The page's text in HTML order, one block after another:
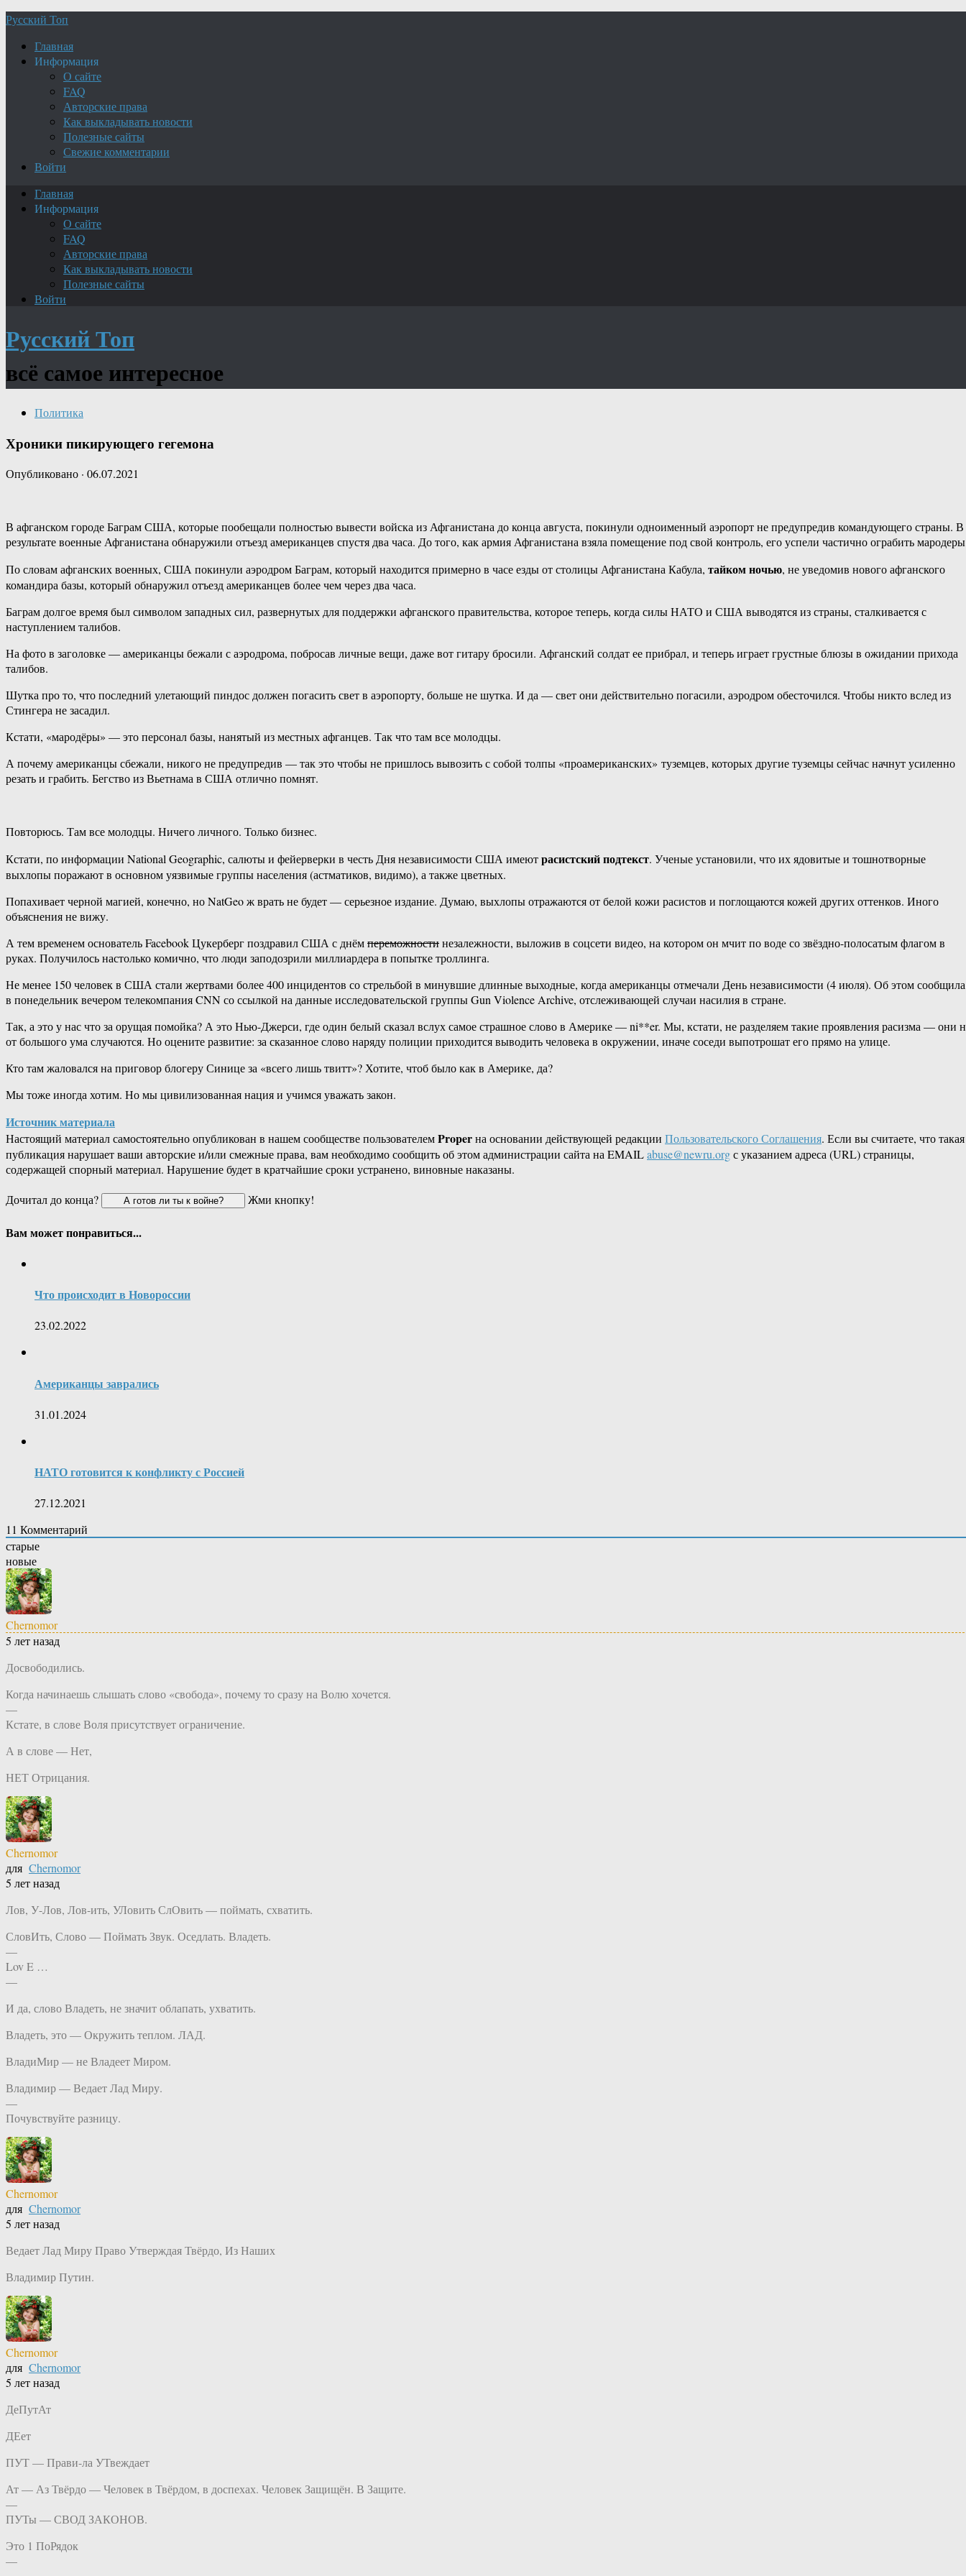
Русский Топ
Главная
Информация
О сайте
FAQ
Авторские права
Как выкладывать новости
Полезные сайты
Свежие комментарии
Войти
Главная
Информация
О сайте
FAQ
Авторские права
Как выкладывать новости
Полезные сайты
Войти
Русский Топ
всё самое интересное
Политика
Хроники пикирующего гегемона
Опубликовано · 06.07.2021
В афганском городе Баграм США, которые пообещали полностью вывести войска из Афганистана до конца августа, покинули одноименный аэропорт не предупредив командующего страны. В
результате военные Афганистана обнаружили отъезд американцев спустя два часа. До того, как армия Афганистана взяла помещение под свой контроль, его успели частично ограбить
По словам афганских военных, США покинули аэродром Баграм, который находится примерно в часе езды от столицы Афганистана Кабула, тайком ночью, не уведомив нового афганского
командира базы, который обнаружил отъезд американцев более чем через два часа.
Баграм долгое время был символом западных сил, развернутых для поддержки афганского правительства, которое теперь, когда силы НАТО и США выводятся из страны, сталкивается с
наступлением талибов.
На фото в заголовке — американцы бежали с аэродрома, побросав личные вещи, даже вот гитару бросили. Афганский солдат ее прибрал, и теперь играет грустные блюзы в ожидании прихода
талибов.
Шутка про то, что последний улетающий пиндос должен погасить свет в аэропорту, больше не шутка. И да — свет они действительно погасили, аэродром обесточился. Чтобы никто вслед из
Стингера не засадил.
Кстати, «мародёры» — это персонал базы, нанятый из местных афганцев. Так что там все молодцы.
А почему американцы сбежали, никого не предупредив — так это чтобы не пришлось вывозить с собой толпы «проамериканских» туземцев, которых другие туземцы сейчас начнут усиленно
резать и грабить. Бегство из Вьетнама в США отлично помнят.
Повторюсь. Там все молодцы. Ничего личного. Только бизнес.
Кстати, по информации National Geographic, салюты и фейерверки в честь Дня независимости США имеютрасистский подтекст. Ученые установили, что их ядовитые и тошнотворные
выхлопы поражают в основном уязвимые группы населения (астматиков, видимо), а также цветных.
Попахивает черной магией, конечно, но NatGeo ж врать не будет — серьезное издание. Думаю, выхлопы отражаются от белой кожи расистов и поглощаются кожей других оттенков. Иного
объяснения не вижу.
А тем временем основатель Facebook Цукерберг поздравил США с днёмпереможностинезалежности, выложив в соцсети видео, на котором он мчит по воде со звёздно-полосатым флагом в
руках. Получилось настолько комично, что люди заподозрили миллиардера в попытке троллинга.
Не менее 150 человек в США стали жертвами более 400 инцидентов со стрельбой в минувшие длинные выходные, когда американцы отмечали День независимости (4 июля). Об этом сообщила
в понедельник вечером телекомпания CNN со ссылкой на данные исследовательской группы Gun Violence Archive, отслеживающей случаи насилия в стране.
Так, а это у нас что за орущая помойка? А это Нью-Джерси, где один белый сказал вслух самое страшное слово в Америке — ni**er. Мы, кстати, не разделяем такие проявления расизма — они
от большого ума случаются. Но оцените развитие: за сказанное слово наряду полиции приходится выводить человека в окружении, иначе соседи выпотрошат его прямо на улице.
Кто там жаловался на приговор блогеру Синице за «всего лишь твитт»? Хотите, чтоб было как в Америке, да?
Мы тоже иногда хотим. Но мы цивилизованная нация и учимся уважать закон.
Источник материала
Настоящий материал самостоятельно опубликован в нашем сообществе пользователемProperна основании действующей редакции Пользовательского Соглашения. Если вы считаете, что такая
публикация нарушает ваши авторские и/или смежные права, вам необходимо сообщить об этом администрации сайта на EMAILabuse@newru.orgс указанием адреса (URL) страницы,
содержащей спорный материал. Нарушение будет в кратчайшие сроки устранено, виновные наказаны.
Дочитал до конца?
Жми кнопку!
Вам может понравиться...
Что происходит в Новороссии
23.02.2022
Американцы заврались
31.01.2024
НАТО готовится к конфликту с Россией
27.12.2021
11 Комментарий
старые
новые
Chernomor
5 лет назад
Досвободились.
Когда начинаешь слышать слово «свобода», почему то сразу на Волю хочется.
—
Кстате, в слове Воля присутствует ограничение.
А в слове — Нет,
НЕТ Отрицания.
Chernomor
для Chernomor
5 лет назад
Лов, У-Лов, Лов-ить, УЛовить СлОвить — поймать, схватить.
СловИть, Слово — Поймать Звук. Оседлать. Владеть.
—
Lov E …
—
И да, слово Владеть, не значит облапать, ухватить.
Владеть, это — Окружить теплом. ЛАД.
ВладиМир — не Владеет Миром.
Владимир — Ведает Лад Миру.
—
Почувствуйте разницу.
Chernomor
для Chernomor
5 лет назад
Ведает Лад Миру Право Утверждая Твёрдо, Из Наших
Владимир Путин.
Chernomor
для Chernomor
5 лет назад
ДеПутАт
ДЕет
ПУТ — Прави-ла УТвеждает
Ат — Аз Твёрдо — Человек в Твёрдом, в доспехах. Человек Защищён. В Защите.
—
ПУТы — СВОД ЗАКОНОВ.
Это 1 ПоРядок
—